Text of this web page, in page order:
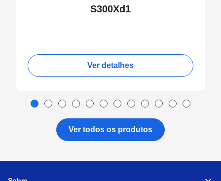
S300Xd1
Ver detalhes
Ver todos os produtos